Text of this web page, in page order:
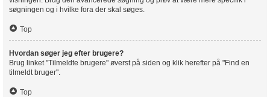
søgningen og i hvilke fora der skal søges.
Top
Hvordan søger jeg efter brugere?
Brug linket "Tilmeldte brugere" øverst på siden og klik herefter på "Find en
tilmeldt bruger".
Top